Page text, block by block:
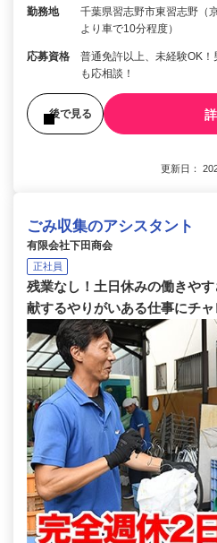
勤務地
千葉県習志野市東習志野（
より車で10分程度）
応募資格
普通免許以上、未経験OK
も応相談！
後で見る
更新日：
ごみ収集のアシスタント
有限会社下田商会
正社員
残業なし！土日休みの働きや
献するやりがいある仕事にチャ